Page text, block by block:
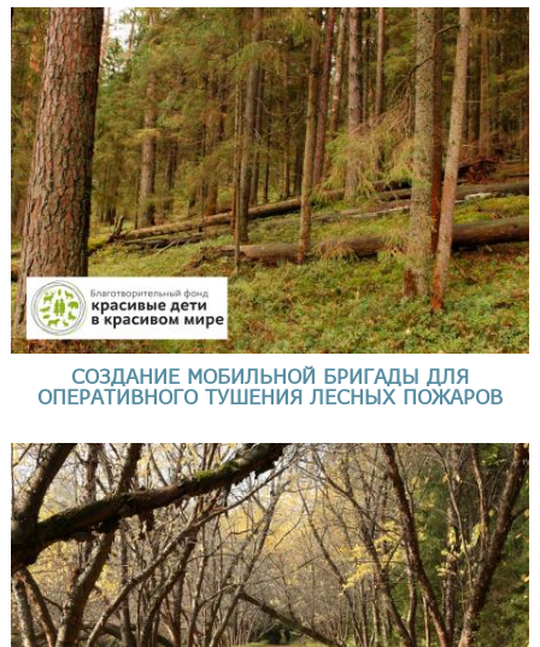
СОЗДАНИЕ МОБИЛЬНОЙ БРИГАДЫ ДЛЯ
ОПЕРАТИВНОГО ТУШЕНИЯ ЛЕСНЫХ ПОЖАРОВ